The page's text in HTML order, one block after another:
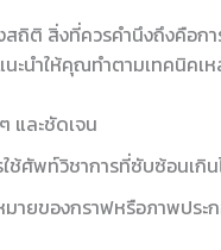
ถิติ สิ่งที่ควรคำนึงถึงคือกา
ะนำให้คุณทำตามเทคนิคเห
และชัดเจน
ช้ศัพท์วิชาการที่ซับซ้อนเกิน
ายของกราฟหรือภาพประ